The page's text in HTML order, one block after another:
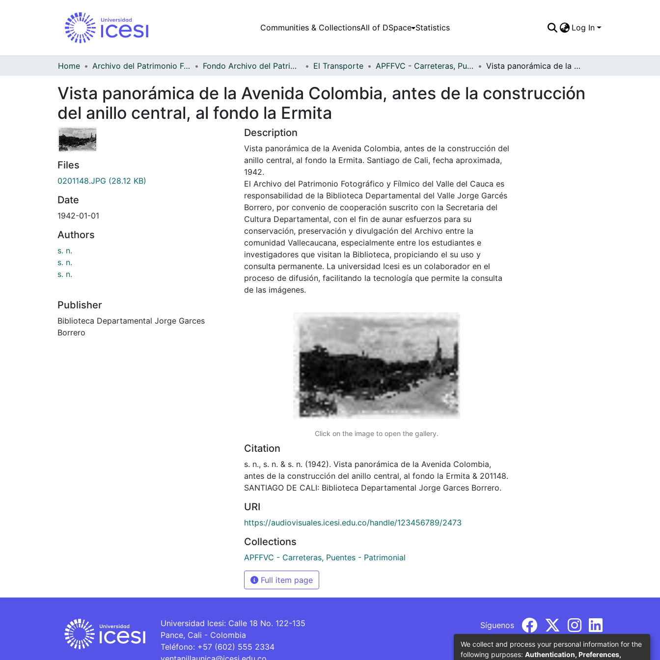
Communities & CollectionsAll of DSpace Statistics Log In
Home Archivo del Patrimonio Fotográfico y Fílmico del Valle del Cauca Fondo Archivo del Patrimonio Fotográfico y Fílmico del Valle del Cauca El Transporte APFFVC - Carreteras, Puentes - Patrimonial Vista panorámica de la Avenida Colombia, antes de la construcción del anillo central, al fondo la Ermita
Vista panorámica de la Avenida Colombia, antes de la construcción
del anillo central, al fondo la Ermita
Files
0201148.JPG (28.12 KB)
Date
1942-01-01
Authors
s. n.
s. n.
s. n.
Publisher
Biblioteca Departamental Jorge Garces
Borrero
Description
Vista panorámica de la Avenida Colombia, antes de la construcción del
anillo central, al fondo la Ermita. Santiago de Cali, fecha aproximada,
1942.
El Archivo del Patrimonio Fotográfico y Fílmico del Valle del Cauca es
responsabilidad de la Biblioteca Departamental del Valle Jorge Garcés
Borrero, por convenio de cooperación suscrito con la Secretaria del
Cultura Departamental, con el fin de aunar esfuerzos para su
conservación, preservación y divulgación del Archivo entre la
comunidad Vallecaucana, especialmente entre los estudiantes e
investigadores que visitan la Biblioteca, propiciando el su uso y
consulta permanente. La universidad Icesi es un colaborador en el
proceso de difusión, facilitando la tecnología que permite la consulta
de las imágenes.
Click on the image to open the gallery.
Citation
s. n., s. n. & s. n. (1942). Vista panorámica de la Avenida Colombia,
antes de la construcción del anillo central, al fondo la Ermita & 201148.
SANTIAGO DE CALI: Biblioteca Departamental Jorge Garces Borrero.
URI
https://audiovisuales.icesi.edu.co/handle/123456789/2473
Collections
APFFVC - Carreteras, Puentes - Patrimonial
Full item page
Universidad Icesi: Calle 18 No. 122-135
Pance, Cali - Colombia
Teléfono: +57 (602) 555 2334
Síguenos
We collect and process your personal information for the
following purposes: Authentication, Preferences,